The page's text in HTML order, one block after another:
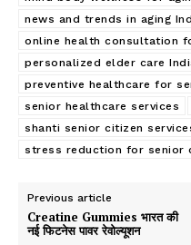
news and trends in aging
online health consultation
personalized elder care
preventive healthcare for
senior healthcare services
shanti senior citizen
stress reduction for senior
Previous article
Creatine Gummies भारत की
नई फिटनेस पावर रेवोल्यूशन